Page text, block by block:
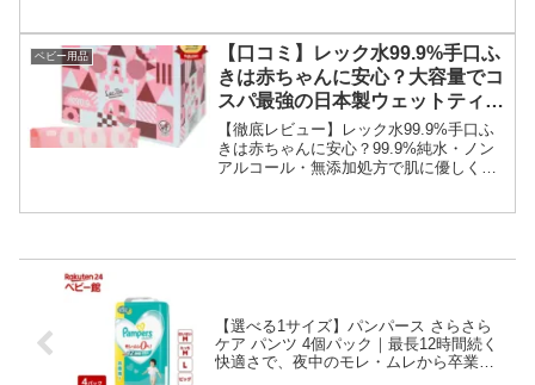
も最適！
ベビー用品
【口コミ】レック水99.9%手口ふ
きは赤ちゃんに安心？大容量でコ
スパ最強の日本製ウェットティッ
シュを徹底レビュー
【徹底レビュー】レック水99.9%手口ふ
きは赤ちゃんに安心？99.9%純水・ノン
アルコール・無添加処方で肌に優しく、
【選べる1サイズ】パンパース さらさら
ケア パンツ 4個パック｜最長12時間続く
快適さで、夜中のモレ・ムレから卒業！